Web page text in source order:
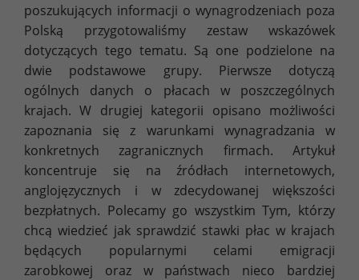
poszukujących informacji o wynagrodzeniach poza
Polską przygotowaliśmy zestaw wskazówek
dotyczących tego tematu. Są one podzielone na
dwie podstawowe grupy. Pierwsze dotyczą
ogólnych danych o płacach w poszczególnych
krajach. W drugiej kategorii opisano możliwości
zapoznania się z warunkami wynagradzania w
konkretnych zagranicznych firmach. Artykuł
koncentruje się na źródłach internetowych,
anglojęzycznych i w zdecydowanej większości
bezpłatnych. Polecamy go wszystkim Tym, którzy
chcą wiedzieć jak sprawdzić stawki płac w krajach
będących popularnymi celami emigracji
zarobkowej oraz w państwach nieco bardziej